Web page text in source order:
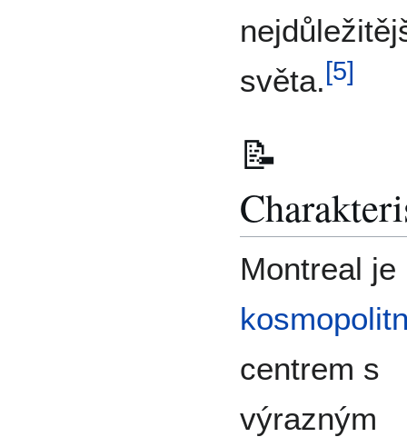
světa. [5]
📝
Montreal je
centrem s
výrazným